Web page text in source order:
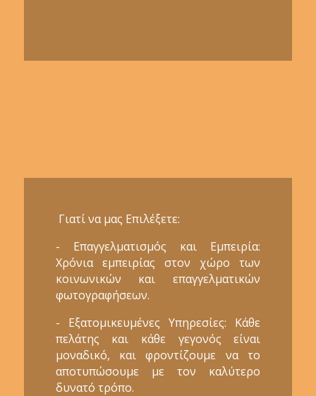
Γιατί να μας Επιλέξετε:
- Επαγγελματισμός και Εμπειρία:
Χρόνια εμπειρίας στον χώρο των
κοινωνικών και επαγγελματικών
φωτογραφήσεων.
- Εξατομικευμένες Υπηρεσίες: Κάθε
πελάτης και κάθε γεγονός είναι
μοναδικό, και φροντίζουμε να το
αποτυπώσουμε με τον καλύτερο
δυνατό τρόπο.